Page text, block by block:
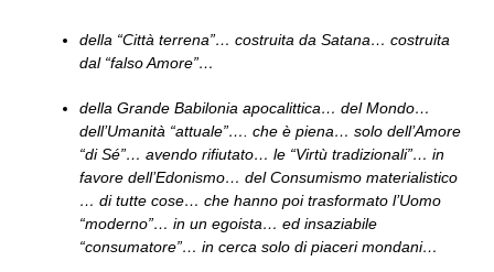
della “Città terrena”… costruita da Satana… costruita
dal “falso Amore”…
della Grande Babilonia apocalittica… del Mondo…
dell’Umanità “attuale”…. che è piena… solo dell’Amore
“di Sé”… avendo rifiutato… le “Virtù tradizionali”… in
favore dell’Edonismo… del Consumismo materialistico
… di tutte cose… che hanno poi trasformato l’Uomo
“moderno”… in un egoista… ed insaziabile
“consumatore”… in cerca solo di piaceri mondani…